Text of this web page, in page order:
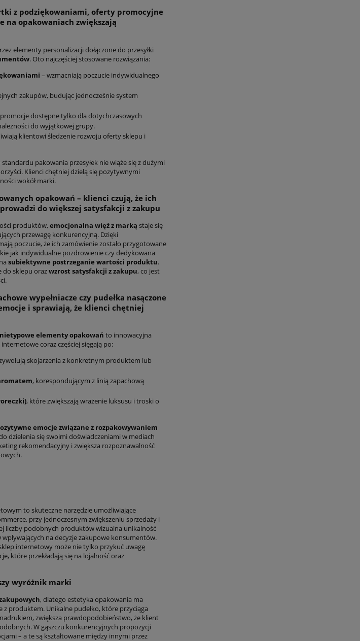
z podziękowaniami, oferty promocyjne
na opakowaniach zwiększają
elementy personalizacji dołączone do przesyłki
. Oto najczęściej stosowane rozwiązania:
– wzmacniają poczucie indywidualnego
zakupów, budując jednocześnie system
dostępne tylko dla dotychczasowych
do wyjątkowej grupy.
klientowi śledzenie rozwoju oferty sklepu i
pakowania przesyłek nie wiąże się z dużymi
Klienci chętniej dzielą się pozytywnymi
wokół marki.
opakowań – klienci czują, że ich
do większej satysfakcji z zakupu
produktów, emocjonalna więź z marką staje się
przewagę konkurencyjną. Dzięki
poczucie, że ich zamówienie zostało przygotowane
jak indywidualne pozdrowienie czy dedykowana
subiektywne postrzeganie wartości produktu.
do sklepu orazwzrost satysfakcji z zakupu, co jest
wypełniacze czy pudełka nasączone
i sprawiają, że klienci chętniej
nietypowe elementy opakowań to innowacyjna
coraz częściej sięgają po:
skojarzenia z konkretnym produktem lub
, korespondującym z linią zapachową
, które zwiększają wrażenie luksusu i troski o
emocje związane z rozpakowywaniem
dzielenia się swoimi doświadczeniami w mediach
rekomendacyjny i zwiększa rozpoznawalność
to skuteczne narzędzie umożliwiające
przy jednoczesnym zwiększeniu sprzedaży i
liczby podobnych produktów wizualna unikalność
na decyzje zakupowe konsumentów.
internetowy może nie tylko przykuć uwagę
które przekładają się na lojalność oraz
wyróżnik marki
, dlatego estetyka opakowania ma
produktem. Unikalne pudełko, które przyciąga
zwiększa prawdopodobieństwo, że klient
W gąszczu konkurencyjnych propozycji
– a te są kształtowane między innymi przez